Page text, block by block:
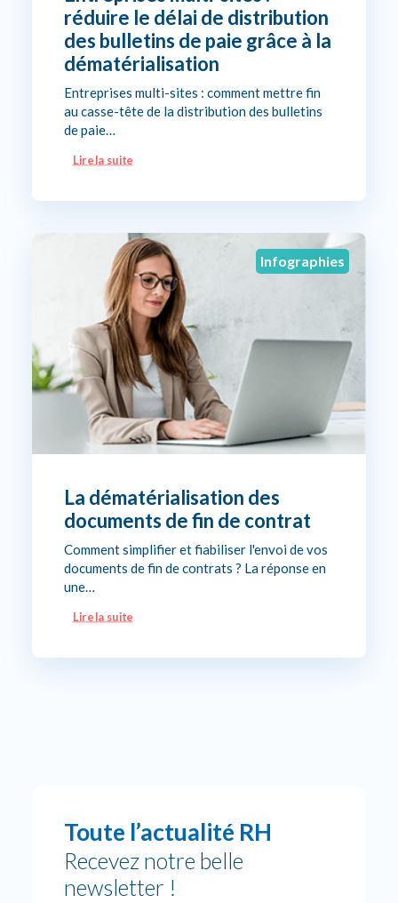
réduire le délai de distribution
des bulletins de paie grâce à la
dématérialisation
Entreprises multi-sites : comment mettre fin
au casse-tête de la distribution des bulletins
de paie…
Lire la suite
Infographies
La dématérialisation des
documents de fin de contrat
Comment simplifier et fiabiliser l'envoi de vos
documents de fin de contrats ? La réponse en
une…
Lire la suite
Toute l’actualité RH
Recevez notre belle
newsletter !